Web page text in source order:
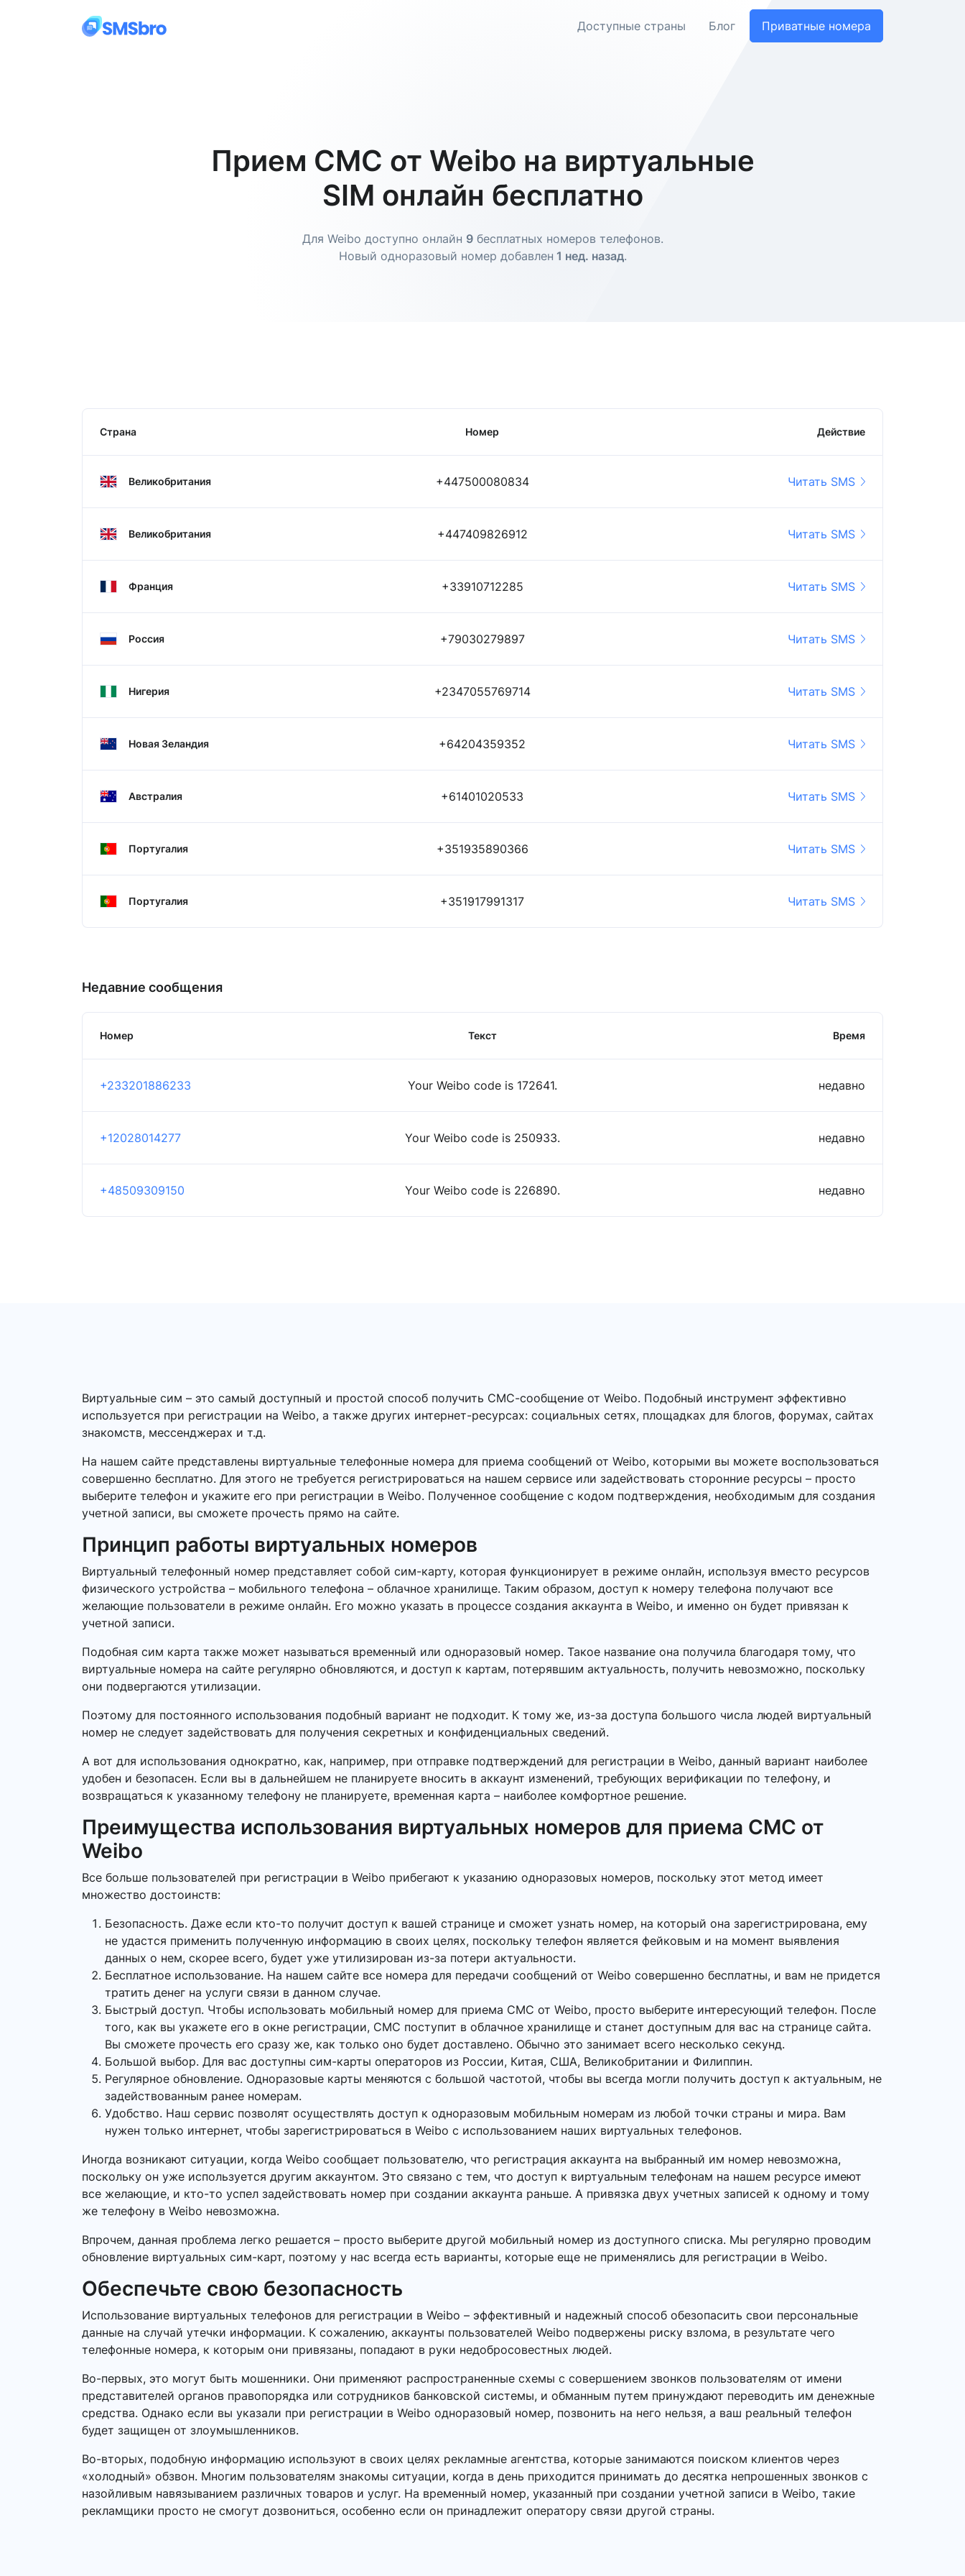
Доступные страны Блог Приватные номера
Прием СМС от Weibo на виртуальные
SIM онлайн бесплатно
Для Weibo доступно онлайн 9бесплатных номеров телефонов.
Новый одноразовый номер добавлен 1 нед. назад.
Страна Номер Действие
Великобритания +447500080834 Читать SMS
Великобритания +447409826912 Читать SMS
Франция +33910712285 Читать SMS
Россия +79030279897 Читать SMS
Нигерия +2347055769714 Читать SMS
Новая Зеландия +64204359352 Читать SMS
Австралия +61401020533 Читать SMS
Португалия +351935890366 Читать SMS
Португалия +351917991317 Читать SMS
Недавние сообщения
Номер Текст Время
+233201886233 Your Weibo code is 172641. недавно
+12028014277 Your Weibo code is 250933. недавно
+48509309150 Your Weibo code is 226890. недавно
Виртуальные сим – это самый доступный и простой способ получить СМС-сообщение от Weibo. Подобный инструмент эффективно
используется при регистрации на Weibo, а также других интернет-ресурсах: социальных сетях, площадках для блогов, форумах, сайтах
знакомств, мессенджерах и т.д.
На нашем сайте представлены виртуальные телефонные номера для приема сообщений от Weibo, которыми вы можете воспользоваться
совершенно бесплатно. Для этого не требуется регистрироваться на нашем сервисе или задействовать сторонние ресурсы – просто
выберите телефон и укажите его при регистрации в Weibo. Полученное сообщение с кодом подтверждения, необходимым для создания
учетной записи, вы сможете прочесть прямо на сайте.
Принцип работы виртуальных номеров
Виртуальный телефонный номер представляет собой сим-карту, которая функционирует в режиме онлайн, используя вместо ресурсов
физического устройства – мобильного телефона – облачное хранилище. Таким образом, доступ к номеру телефона получают все
желающие пользователи в режиме онлайн. Его можно указать в процессе создания аккаунта в Weibo, и именно он будет привязан к
учетной записи.
Подобная сим карта также может называться временный или одноразовый номер. Такое название она получила благодаря тому, что
виртуальные номера на сайте регулярно обновляются, и доступ к картам, потерявшим актуальность, получить невозможно, поскольку
они подвергаются утилизации.
Поэтому для постоянного использования подобный вариант не подходит. К тому же, из-за доступа большого числа людей виртуальный
номер не следует задействовать для получения секретных и конфиденциальных сведений.
А вот для использования однократно, как, например, при отправке подтверждений для регистрации в Weibo, данный вариант наиболее
удобен и безопасен. Если вы в дальнейшем не планируете вносить в аккаунт изменений, требующих верификации по телефону, и
возвращаться к указанному телефону не планируете, временная карта – наиболее комфортное решение.
Преимущества использования виртуальных номеров для приема СМС от
Weibo
Все больше пользователей при регистрации в Weibo прибегают к указанию одноразовых номеров, поскольку этот метод имеет
множество достоинств:
Безопасность. Даже если кто-то получит доступ к вашей странице и сможет узнать номер, на который она зарегистрирована, ему
не удастся применить полученную информацию в своих целях, поскольку телефон является фейковым и на момент выявления
данных о нем, скорее всего, будет уже утилизирован из-за потери актуальности.
Бесплатное использование. На нашем сайте все номера для передачи сообщений от Weibo совершенно бесплатны, и вам не придется
тратить денег на услуги связи в данном случае.
Быстрый доступ. Чтобы использовать мобильный номер для приема СМС от Weibo, просто выберите интересующий телефон. После
того, как вы укажете его в окне регистрации, СМС поступит в облачное хранилище и станет доступным для вас на странице сайта.
Вы сможете прочесть его сразу же, как только оно будет доставлено. Обычно это занимает всего несколько секунд.
Большой выбор. Для вас доступны сим-карты операторов из России, Китая, США, Великобритании и Филиппин.
Регулярное обновление. Одноразовые карты меняются с большой частотой, чтобы вы всегда могли получить доступ к актуальным, не
задействованным ранее номерам.
Удобство. Наш сервис позволят осуществлять доступ к одноразовым мобильным номерам из любой точки страны и мира. Вам
нужен только интернет, чтобы зарегистрироваться в Weibo с использованием наших виртуальных телефонов.
Иногда возникают ситуации, когда Weibo сообщает пользователю, что регистрация аккаунта на выбранный им номер невозможна,
поскольку он уже используется другим аккаунтом. Это связано с тем, что доступ к виртуальным телефонам на нашем ресурсе имеют
все желающие, и кто-то успел задействовать номер при создании аккаунта раньше. А привязка двух учетных записей к одному и тому
же телефону в Weibo невозможна.
Впрочем, данная проблема легко решается – просто выберите другой мобильный номер из доступного списка. Мы регулярно проводим
обновление виртуальных сим-карт, поэтому у нас всегда есть варианты, которые еще не применялись для регистрации в Weibo.
Обеспечьте свою безопасность
Использование виртуальных телефонов для регистрации в Weibo – эффективный и надежный способ обезопасить свои персональные
данные на случай утечки информации. К сожалению, аккаунты пользователей Weibo подвержены риску взлома, в результате чего
телефонные номера, к которым они привязаны, попадают в руки недобросовестных людей.
Во-первых, это могут быть мошенники. Они применяют распространенные схемы с совершением звонков пользователям от имени
представителей органов правопорядка или сотрудников банковской системы, и обманным путем принуждают переводить им денежные
средства. Однако если вы указали при регистрации в Weibo одноразовый номер, позвонить на него нельзя, а ваш реальный телефон
будет защищен от злоумышленников.
Во-вторых, подобную информацию используют в своих целях рекламные агентства, которые занимаются поиском клиентов через
«холодный» обзвон. Многим пользователям знакомы ситуации, когда в день приходится принимать до десятка непрошенных звонков с
назойливым навязыванием различных товаров и услуг. На временный номер, указанный при создании учетной записи в Weibo, такие
рекламщики просто не смогут дозвониться, особенно если он принадлежит оператору связи другой страны.